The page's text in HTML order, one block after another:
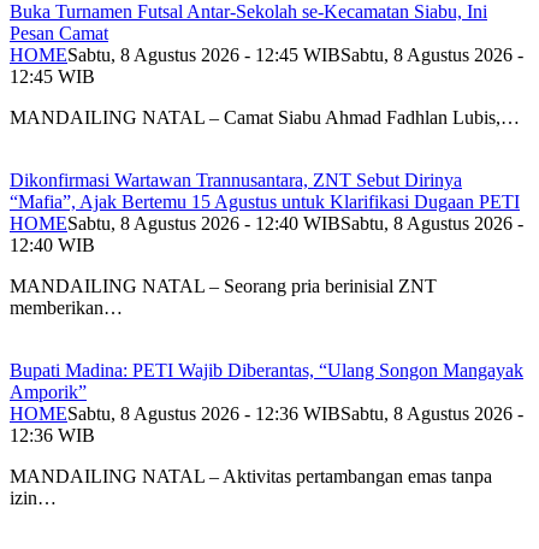
Buka Turnamen Futsal Antar-Sekolah se-Kecamatan Siabu, Ini
Pesan Camat
HOMESabtu, 8 Agustus 2026 - 12:45 WIBSabtu, 8 Agustus 2026 -
12:45 WIB
MANDAILING NATAL – Camat Siabu Ahmad Fadhlan Lubis,…
Dikonfirmasi Wartawan Trannusantara, ZNT Sebut Dirinya
“Mafia”, Ajak Bertemu 15 Agustus untuk Klarifikasi Dugaan PETI
HOMESabtu, 8 Agustus 2026 - 12:40 WIBSabtu, 8 Agustus 2026 -
12:40 WIB
MANDAILING NATAL – Seorang pria berinisial ZNT
memberikan…
Bupati Madina: PETI Wajib Diberantas, “Ulang Songon Mangayak
Amporik”
HOMESabtu, 8 Agustus 2026 - 12:36 WIBSabtu, 8 Agustus 2026 -
12:36 WIB
MANDAILING NATAL – Aktivitas pertambangan emas tanpa
izin…